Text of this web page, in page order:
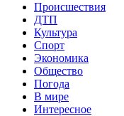
Происшествия
ДТП
Культура
Спорт
Экономика
Общество
Погода
В мире
Интересное